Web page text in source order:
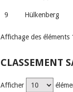
9 Hülkenberg
Affichage des éléments
CLASSEMENT
Afficher